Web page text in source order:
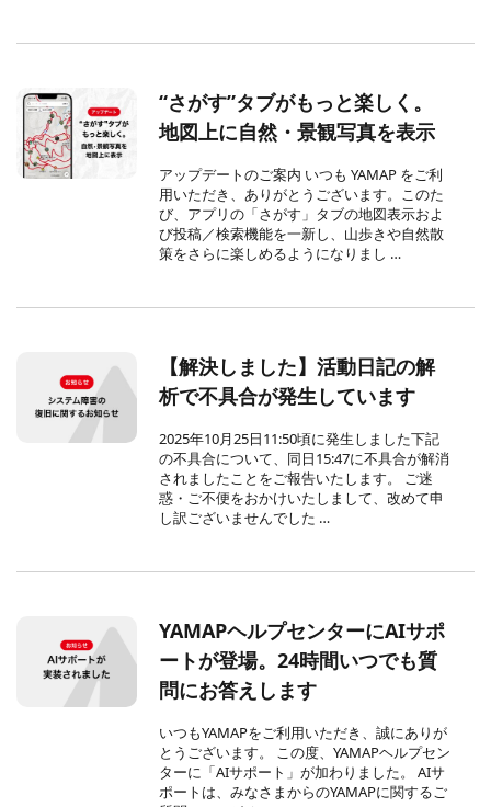
“さがす”タブがもっと楽しく。
地図上に自然・景観写真を表示
アップデートのご案内 いつも YAMAP をご利
用いただき、ありがとうございます。このた
び、アプリの「さがす」タブの地図表示およ
び投稿／検索機能を一新し、山歩きや自然散
策をさらに楽しめるようになりまし …
【解決しました】活動日記の解
析で不具合が発生しています
2025年10月25日11:50頃に発生しました下記
の不具合について、同日15:47に不具合が解消
されましたことをご報告いたします。 ご迷
惑・ご不便をおかけいたしまして、改めて申
し訳ございませんでした …
YAMAPヘルプセンターにAIサポ
ートが登場。24時間いつでも質
問にお答えします
いつもYAMAPをご利用いただき、誠にありが
とうございます。 この度、YAMAPヘルプセン
ターに「AIサポート」が加わりました。 AIサ
ポートは、みなさまからのYAMAPに関するご